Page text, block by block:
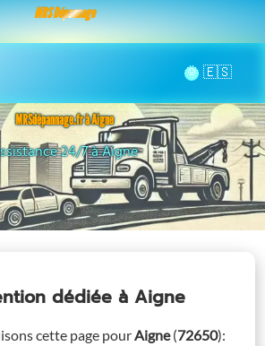
MRS Dépannage
🌞
MRSdépannage.fr à Aigne
Remorquage à Aigne
dédiée à Aigne
cette page pourAigne (72650):